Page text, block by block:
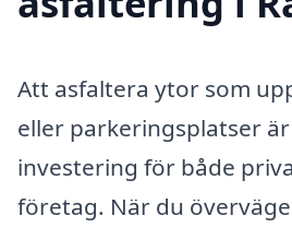
Att asfaltera ytor som
eller parkeringsplatser
investering för både
företag. När du